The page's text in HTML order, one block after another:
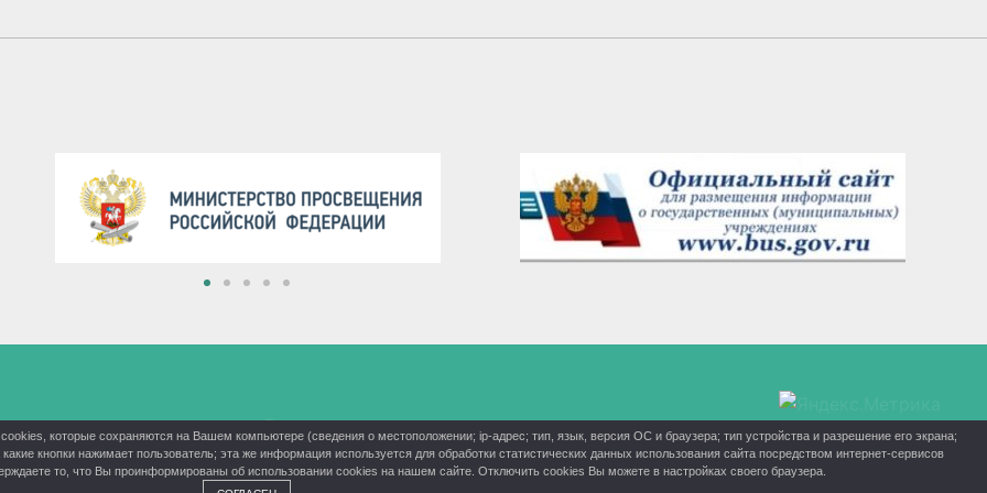
которые сохраняются на Вашем компьютере (сведения о местоположении; ip-адрес; тип, язык, версия ОС и браузера; тип устройства и разрешение его экрана;
кнопки нажимает пользователь; эта же информация используется для обработки статистических данных использования сайта посредством интернет-сервисов
то, что Вы проинформированы об использовании cookies на нашем сайте. Отключить cookies Вы можете в настройках своего браузера.